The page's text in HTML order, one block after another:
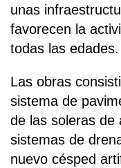
unas
favorecen la
todas las edades.
Las obras
sistema de
de las soleras de
sistemas de
nuevo césped